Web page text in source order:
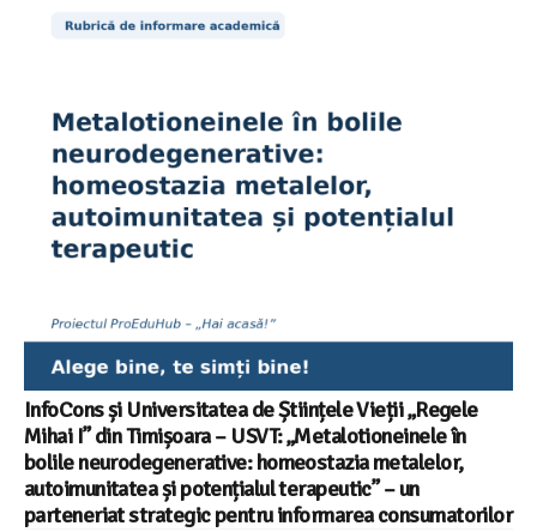
InfoCons și Universitatea de Științele Vieții „Regele
Mihai I” din Timișoara – USVT: „Metalotioneinele în
bolile neurodegenerative: homeostazia metalelor,
autoimunitatea și potențialul terapeutic” – un
parteneriat strategic pentru informarea consumatorilor